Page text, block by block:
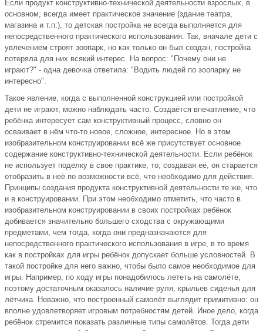
Если продукт конструктивно-технической деятельности взрослых, в
основном, всегда имеет практическое значение (здание театра,
магазина и т.п.), то детская постройка не всегда выполняется для
непосредственного практического использования. Так, вначале дети с
увлечением строят зоопарк, но как только он был создан, постройка
потеряла для них всякий интерес. На вопрос: "Почему они не
играют?" - одна девочка ответила: "Водить людей по зоопарку не
интересно".
Такое явление, когда с выполненной конструкцией или постройкой
дети не играют, можно наблюдать часто. Создаётся впечатление, что
ребёнка интересует сам конструктивный процесс, словно он
осваивает в нём что-то новое, сложное, интересное. Но в этом
изобразительном конструировании всё же присутствует основное
содержание конструктивно-технической деятельности. Если ребёнок
не использует поделку в свое практике, то, создавая её, он старается
отобразить в неё по возможности всё, что необходимо для действия.
Принципы создания продукта конструктивной деятельности те же, что
и в конструировании. При этом необходимо отметить, что часто в
изобразительном конструировании в своих постройках ребёнок
добивается значительно большего сходства с окружающими
предметами, чем тогда, когда они предназначаются для
непосредственного практического использования в игре, в то время
как в постройках для игры ребёнок допускает больше условностей. В
такой постройке для него важно, чтобы было самое необходимое для
игры. Например, по ходу игры понадобилось лететь на самолёте,
поэтому достаточным оказалось наличие руля, крыльев сиденья для
лётчика. Неважно, что построенный самолёт выглядит примитивно: он
вполне удовлетворяет игровым потребностям детей. Иное дело, когда
ребёнок стремится показать различные типы самолётов. Тогда дети